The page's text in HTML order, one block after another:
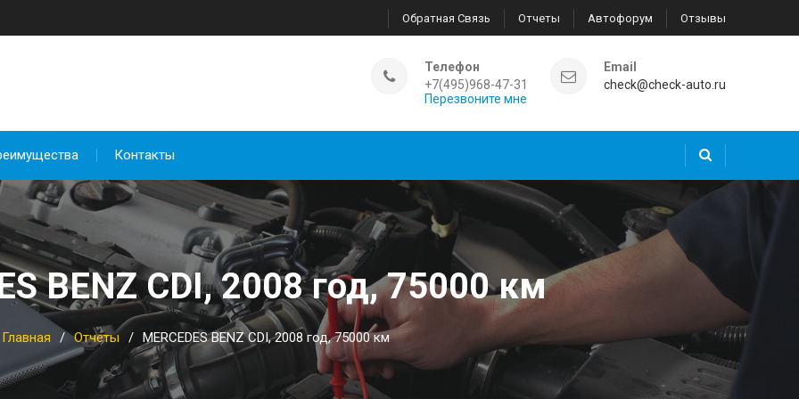
Обратная Связь Отчеты Автофорум Отзывы
Телефон
+7(495)968-47-31
Перезвоните мне
Email
check@check-auto.ru
Контакты
BENZ CDI, 2008 год, 75000 км
Главная Отчеты MERCEDES BENZ CDI, 2008 год, 75000 км